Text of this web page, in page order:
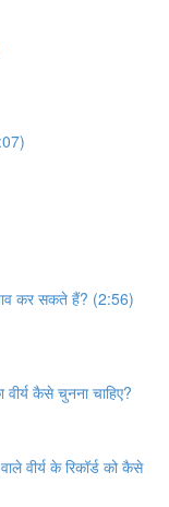
कर सकते हैं? (2:56)
कैसे चुनना चाहिए?
वीर्य के रिकॉर्ड को कैसे